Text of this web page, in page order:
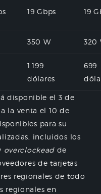
19 Gbps 19
350 W 320
1.199
dólares
699
disponible el 3 de
la venta el 10 de
para su
incluidos los
overclockead de
de tarjetas
regionales de todo
regionales en